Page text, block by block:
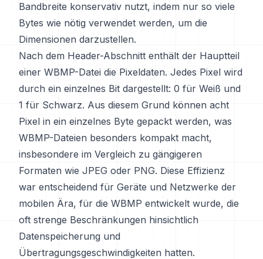
Bandbreite konservativ nutzt, indem nur so viele
Bytes wie nötig verwendet werden, um die
Dimensionen darzustellen.
Nach dem Header-Abschnitt enthält der Hauptteil
einer WBMP-Datei die Pixeldaten. Jedes Pixel wird
durch ein einzelnes Bit dargestellt: 0 für Weiß und
1 für Schwarz. Aus diesem Grund können acht
Pixel in ein einzelnes Byte gepackt werden, was
WBMP-Dateien besonders kompakt macht,
insbesondere im Vergleich zu gängigeren
Formaten wie JPEG oder PNG. Diese Effizienz
war entscheidend für Geräte und Netzwerke der
mobilen Ära, für die WBMP entwickelt wurde, die
oft strenge Beschränkungen hinsichtlich
Datenspeicherung und
Übertragungsgeschwindigkeiten hatten.